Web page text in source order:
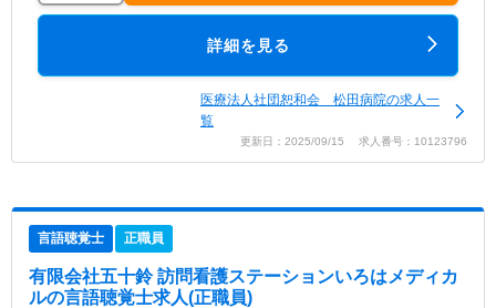
詳細を見る
医療法人社団恕和会 松田病院の求人一
覧
更新日：2025/09/15 求人番号：10123796
言語聴覚士 正職員
有限会社五十鈴 訪問看護ステーションいろはメディカ
ルの言語聴覚士求人(正職員)